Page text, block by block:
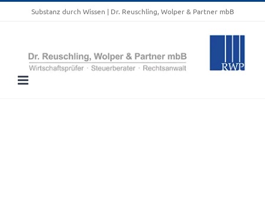
Substanz durch Wissen | Dr. Reuschling, Wolper & Partner mbB